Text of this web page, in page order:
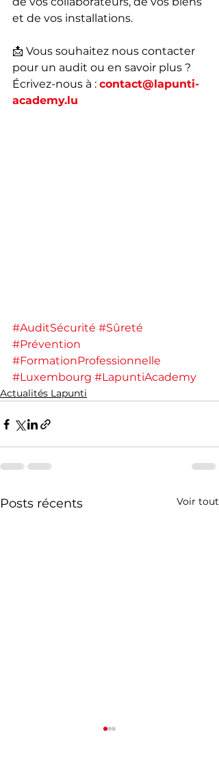
et de vos installations.
📩 Vous souhaitez nous contacter
pour un audit ou en savoir plus ?
Écrivez-nous à : contact@lapunti-
academy.lu
#AuditSécurité #Sûreté
#Prévention
#FormationProfessionnelle
#Luxembourg #LapuntiAcademy
Actualités Lapunti
Posts récents Voir tout